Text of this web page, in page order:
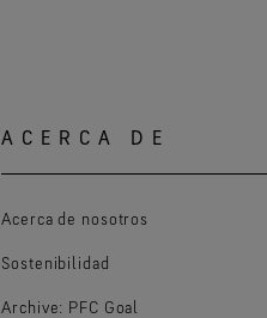
ACERCA DE
Acerca de nosotros
Sostenibilidad
Archive: PFC Goal